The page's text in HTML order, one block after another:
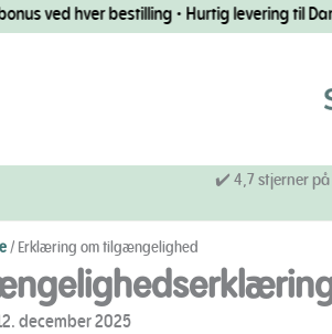
hver bestilling • Hurtig levering til
✔️ 4,7 stjerner
/ Erklæring om tilgængelighed
december 2025